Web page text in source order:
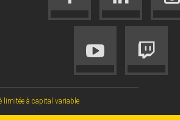
limitée à capital variable